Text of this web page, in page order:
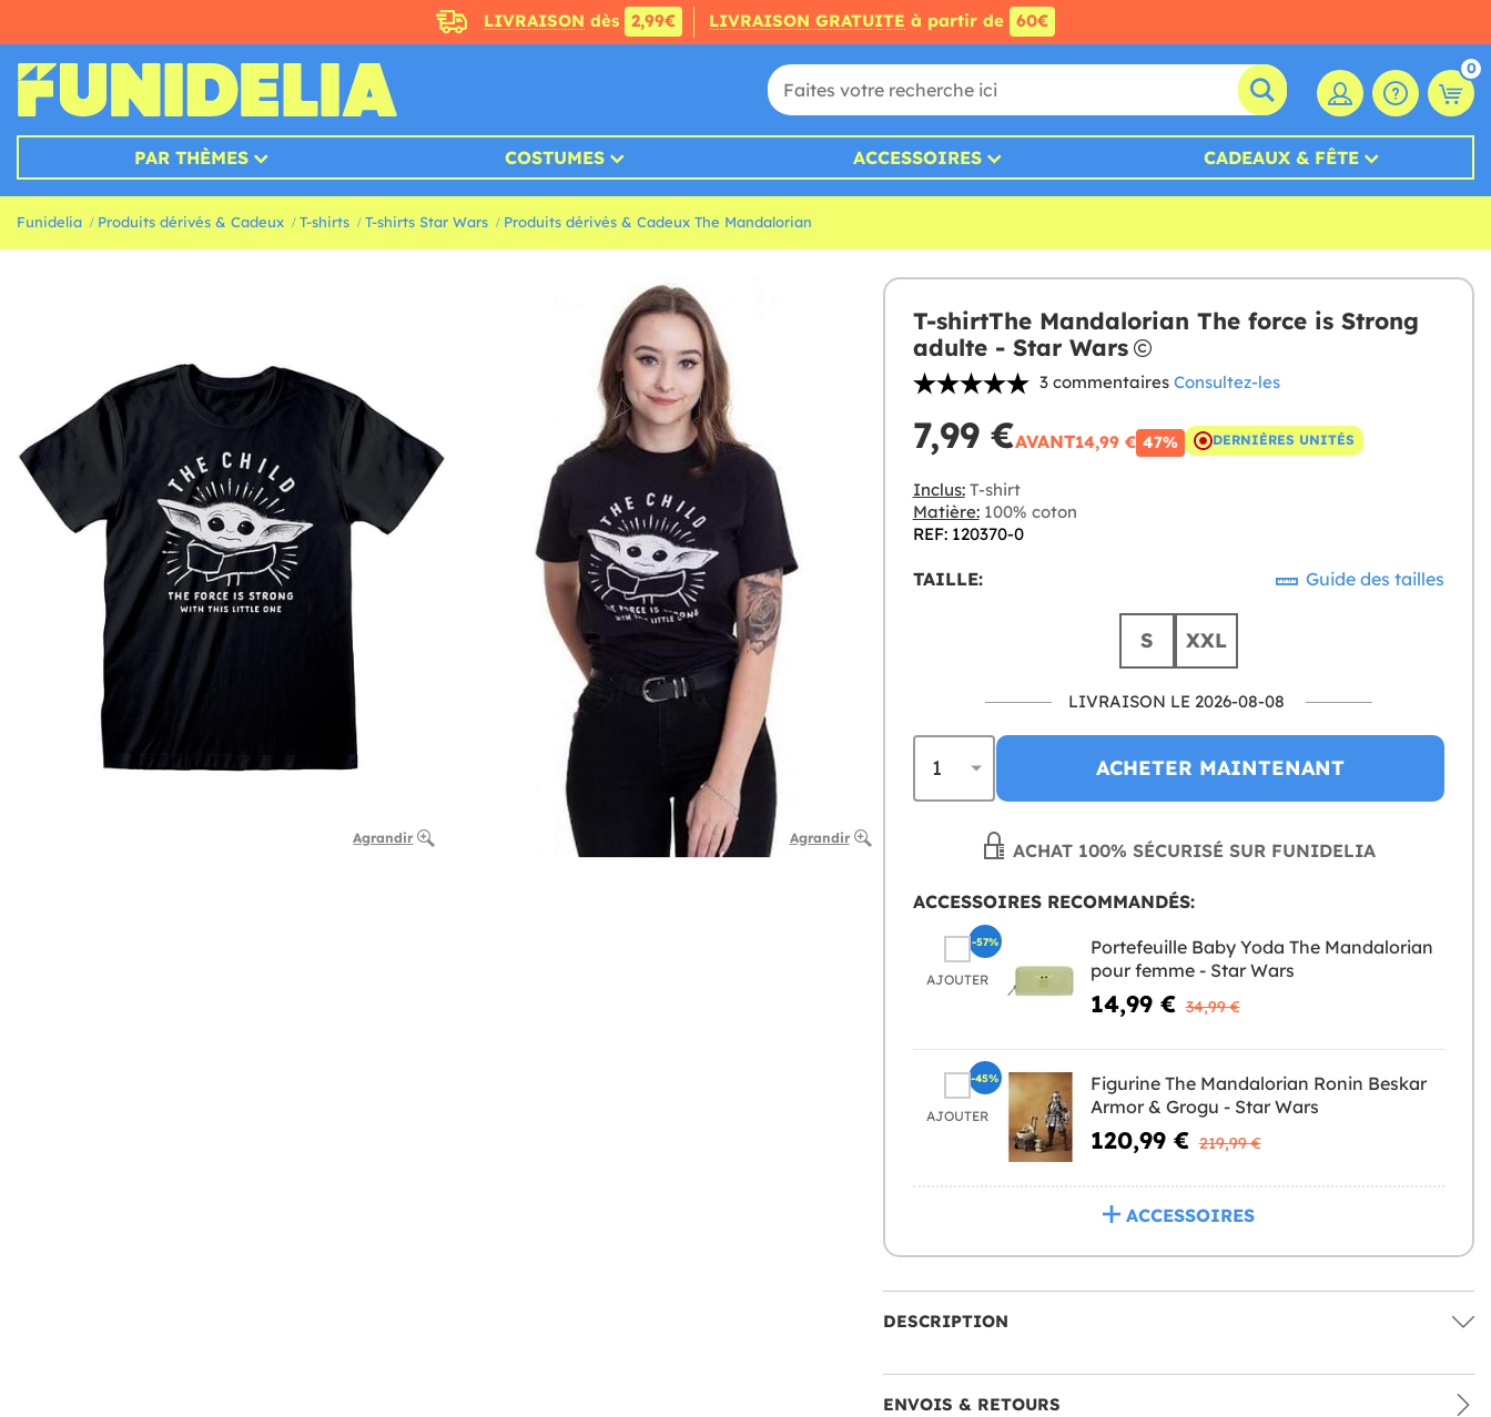
LIVRAISON dès 2,99€ LIVRAISON GRATUITE à partir de 60€
0
PAR THÈMES COSTUMES ACCESSOIRES CADEAUX & FÊTE
Funidelia Produits dérivés & Cadeux T-shirts T-shirts Star Wars Produits dérivés & Cadeux The Mandalorian
Agrandir Agrandir
T-shirtThe Mandalorian The force is Strong
adulte - Star Wars
3 commentaires Consultez-les
7,99 €AVANT14,99 € 47% DERNIÈRES UNITÉS
Inclus:T-shirt
Matière:100% coton
REF: 120370-0
TAILLE: Guide des tailles
S XXL
LIVRAISON LE 2026-08-08
ACHETER MAINTENANT
ACHAT 100% SÉCURISÉ SUR FUNIDELIA
ACCESSOIRES RECOMMANDÉS:
AJOUTER
Portefeuille Baby Yoda The Mandalorian
pour femme - Star Wars
14,99 € 34,99 €
-57%
AJOUTER
Figurine The Mandalorian Ronin Beskar
Armor & Grogu - Star Wars
120,99 € 219,99 €
-45%
ACCESSOIRES
DESCRIPTION
ENVOIS & RETOURS